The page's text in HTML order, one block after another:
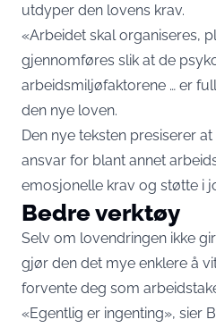
utdyper den lovens krav.
«Arbeidet skal organiseres,
gjennomføres slik at de
arbeidsmiljøfaktorene … er
den nye loven.
Den nye teksten presiserer
ansvar for blant annet
emosjonelle krav og støtte i
Bedre verktøy
Selv om lovendringen ikke
gjør den det mye enklere å
forvente deg som
«Egentlig er ingenting», sier